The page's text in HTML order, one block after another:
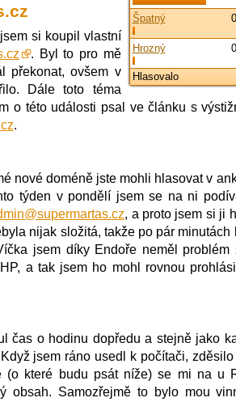
Špatný
Hrozný
Hlasovalo
si koupil vlastní
. Byl to pro mě
překonat, ovšem v
Dále toto téma
o této události psal ve článku s
.
nové doméně jste mohli hlasovat v
týden v pondělí jsem se na ni
, a proto jsem si ji
nijak složitá, takže po pár minutách
jsem díky Endoře neměl problém
a tak jsem ho mohl rovnou
čas o hodinu dopředu a stejně jako
jsem ráno usedl k počítači, zděsilo
(o které budu psát níže) se mi na u
obsah. Samozřejmě to bylo mou